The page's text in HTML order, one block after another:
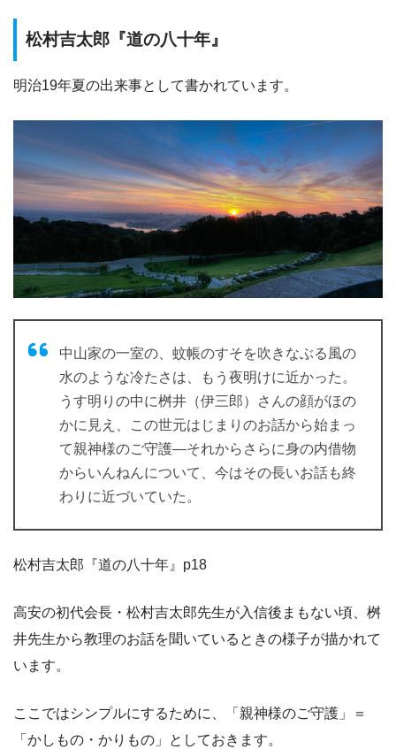
松村吉太郎『道の八十年』
明治19年夏の出来事として書かれています。
中山家の一室の、蚊帳のすそを吹きなぶる風の
水のような冷たさは、もう夜明けに近かった。
うす明りの中に桝井（伊三郎）さんの顔がほの
かに見え、この世元はじまりのお話から始まっ
て親神様のご守護—それからさらに身の内借物
からいんねんについて、今はその長いお話も終
わりに近づいていた。
松村吉太郎『道の八十年』p18
高安の初代会長・松村吉太郎先生が入信後まもない頃、桝
井先生から教理のお話を聞いているときの様子が描かれて
います。
ここではシンプルにするために、「親神様のご守護」＝
「かしもの・かりもの」としておきます。